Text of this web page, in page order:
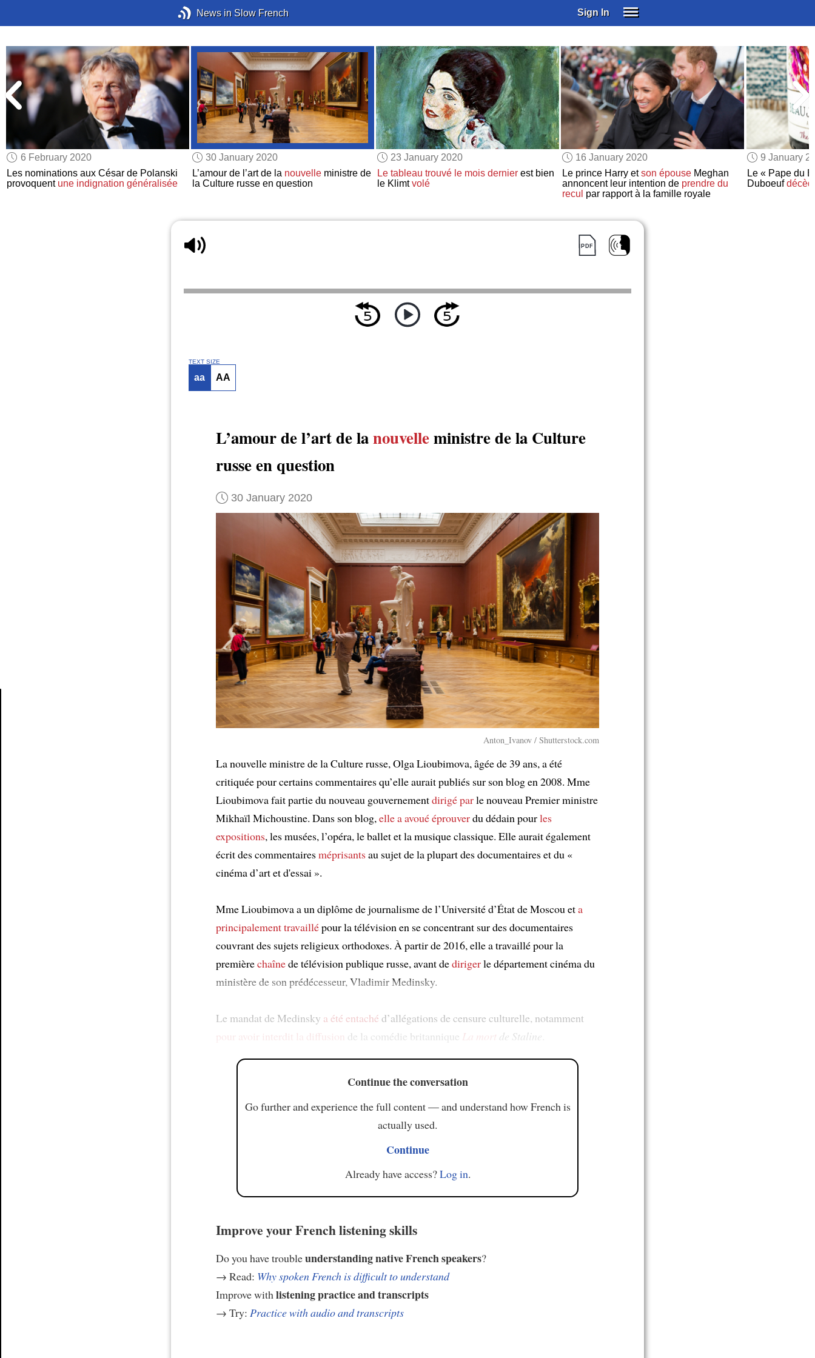
News in Slow French Sign In
SUBSCRIBE
EDUCATIONAL LICENSES
GIFT CARDS
OTHER LANGUAGES
ABOUT US
ALEXA
ADJUST COLORS
6 February 2020
Les nominations aux César de Polanski
provoquent une indignation généralisée
30 January 2020
L’amour de l’art de la nouvelleministre de
la Culture russe en question
23 January 2020
Le tableau trouvé le mois dernierest bien
le Klimtvolé
16 January 2020
Le prince Harry etson épouseMeghan
annoncent leur intention de prendre du
recul par rapport à la famille royale
9 January
Le « Pape du
Duboeuf
TEXT SIZE
aa AA
L’amour de l’art de lanouvelleministre de la Culture
russe en question
30 January 2020
Anton_Ivanov / Shutterstock.com
La nouvelle ministre de la Culture russe, Olga Lioubimova, âgée de 39 ans, a été
critiquée pour certains commentaires qu’elle aurait publiés sur son blog en 2008. Mme
Lioubimova fait partie du nouveau gouvernementdirigé parle nouveau Premier ministre
Mikhaïl Michoustine. Dans son blog,elle a avouééprouverdu dédain pourles
expositions, les musées, l’opéra, le ballet et la musique classique. Elle aurait également
écrit des commentairesméprisantsau sujet de la plupart des documentaires et du «
cinéma d’art et d'essai ».
Mme Lioubimova a un diplôme de journalisme de l’Université d’État de Moscou eta
principalement travaillépour la télévision en se concentrant sur des documentaires
couvrant des sujets religieux orthodoxes. À partir de 2016, elle a travaillé pour la
premièrechaînede télévision publique russe, avant dedirigerle département cinéma du
ministère de son prédécesseur, Vladimir Medinsky.
Le mandat de Medinsky a été entaché d’allégations de censure culturelle, notamment
pour avoir interdit la diffusion de la comédie britannique La mort de Staline
Continue the conversation
Go further and experience the full content — and understand how French is
actually used.
Continue
Already have access?Log in.
Improve your French listening skills
Do you have troubleunderstanding native French speakers?
→ Read: Why spoken French is difficult to understand
Improve with listening practice and transcripts
→ Try: Practice with audio and transcripts